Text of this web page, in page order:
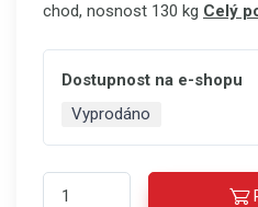
chod, nosnost 130 kg Celý
Dostupnost na e-shopu
Vyprodáno